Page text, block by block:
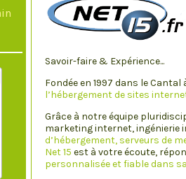
Savoir-faire & Expérience...
Fondée en 1997 dans le
l’hébergement de sites
Grâce à notre équipe
marketing internet, ingénierie
d’hébergement, serveurs de
Net 15 est à votre écoute,
personnalisée et fiable dans